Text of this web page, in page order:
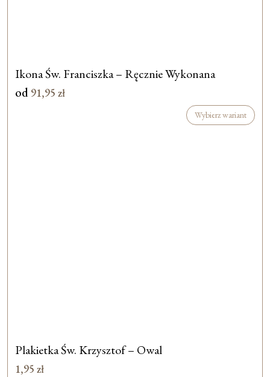
Ikona Św. Franciszka – Ręcznie Wykonana
od 91,95 zł
Wybierz wariant
Plakietka Św. Krzysztof – Owal
1,95 zł